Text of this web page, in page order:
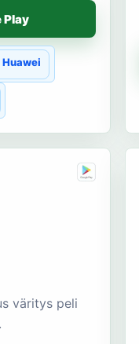
Play
Huawei
väritys peli